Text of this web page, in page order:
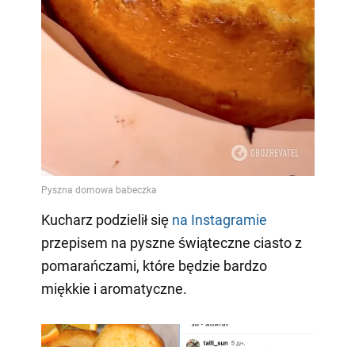
Kucharz podzielił się na Instagramie
przepisem na pyszne świąteczne ciasto z
pomarańczami, które będzie bardzo
miękkie i aromatyczne.